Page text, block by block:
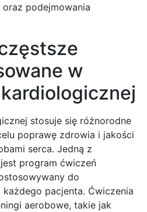
podejmowania
w
stosuje się różnorodne
poprawę zdrowia i jakości
serca. Jedną z
program ćwiczeń
do
pacjenta. Ćwiczenia
aerobowe, takie jak